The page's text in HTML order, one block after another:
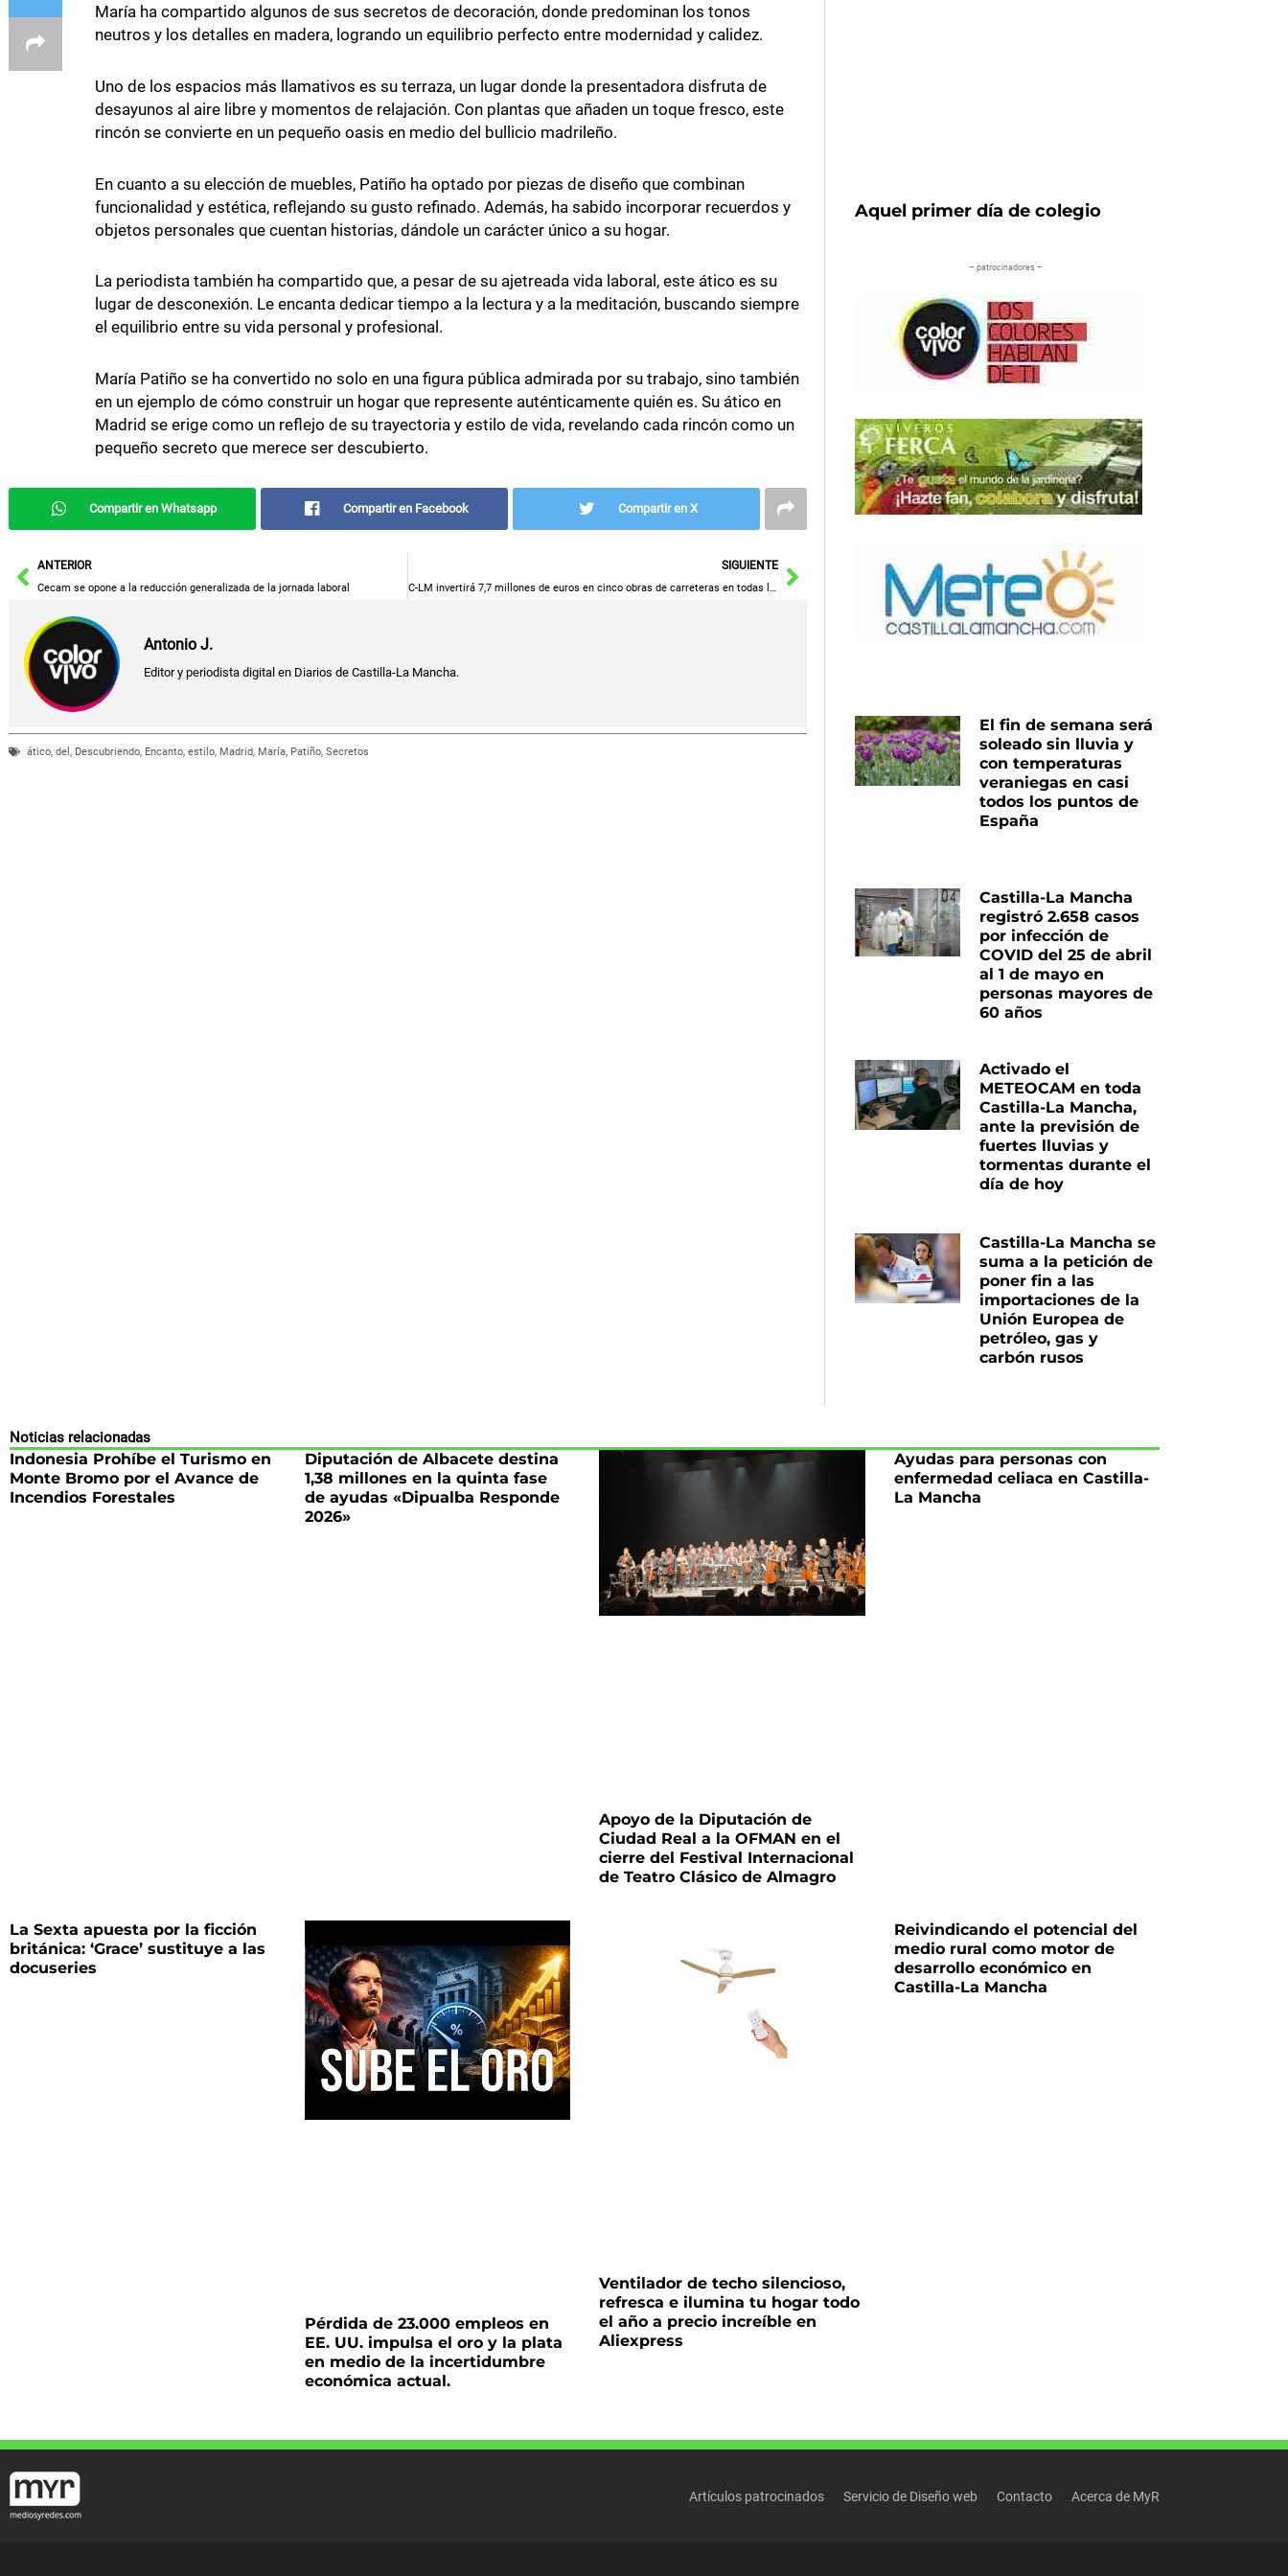
María ha compartido algunos de sus secretos de decoración, donde predominan los tonos
neutros y los detalles en madera, logrando un equilibrio perfecto entre modernidad y calidez.
Uno de los espacios más llamativos es su terraza, un lugar donde la presentadora disfruta de
desayunos al aire libre y momentos de relajación. Con plantas que añaden un toque fresco, este
rincón se convierte en un pequeño oasis en medio del bullicio madrileño.
En cuanto a su elección de muebles, Patiño ha optado por piezas de diseño que combinan
funcionalidad y estética, reflejando su gusto refinado. Además, ha sabido incorporar recuerdos y
objetos personales que cuentan historias, dándole un carácter único a su hogar.
La periodista también ha compartido que, a pesar de su ajetreada vida laboral, este ático es su
lugar de desconexión. Le encanta dedicar tiempo a la lectura y a la meditación, buscando siempre
el equilibrio entre su vida personal y profesional.
María Patiño se ha convertido no solo en una figura pública admirada por su trabajo, sino también
en un ejemplo de cómo construir un hogar que represente auténticamente quién es. Su ático en
Madrid se erige como un reflejo de su trayectoria y estilo de vida, revelando cada rincón como un
pequeño secreto que merece ser descubierto.
Compartir en Whatsapp Compartir en Facebook Compartir en X
AntANTERIOR
Cecam se opone a la reducción generalizada de la jornada laboral
SIGUIENTE
C-LM invertirá 7,7 millones de euros en cinco obras de carreteras en todas las provincias
Siguiente
Antonio J.
Editor y periodista digital en Diarios de Castilla-La Mancha.
ático, del , Descubriendo, Encanto, estilo, Madrid, María, Patiño, Secretos
Aquel primer día de colegio
– patrocinadores –
El fin de semana será
soleado sin lluvia y
con temperaturas
veraniegas en casi
todos los puntos de
España
Castilla-La Mancha
registró 2.658 casos
por infección de
COVID del 25 de abril
al 1 de mayo en
personas mayores de
60 años
Activado el
METEOCAM en toda
Castilla-La Mancha,
ante la previsión de
fuertes lluvias y
tormentas durante el
día de hoy
Castilla-La Mancha se
suma a la petición de
poner fin a las
importaciones de la
Unión Europea de
petróleo, gas y
carbón rusos
Noticias relacionadas
Indonesia Prohíbe el Turismo en
Monte Bromo por el Avance de
Incendios Forestales
Diputación de Albacete destina
1,38 millones en la quinta fase
de ayudas «Dipualba Responde
2026»
Apoyo de la Diputación de
Ciudad Real a la OFMAN en el
cierre del Festival Internacional
de Teatro Clásico de Almagro
Ayudas para personas con
enfermedad celiaca en Castilla-
La Mancha
La Sexta apuesta por la ficción
británica: ‘Grace’ sustituye a las
docuseries
Pérdida de 23.000 empleos en
EE. UU. impulsa el oro y la plata
en medio de la incertidumbre
económica actual.
Ventilador de techo silencioso,
refresca e ilumina tu hogar todo
el año a precio increíble en
Aliexpress
Reivindicando el potencial del
medio rural como motor de
desarrollo económico en
Castilla-La Mancha
Artículos patrocinados Servicio de Diseño web Contacto Acerca de MyR